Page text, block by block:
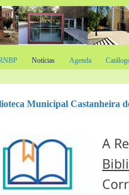
Notícias Agenda
Municipal Castanheira
A